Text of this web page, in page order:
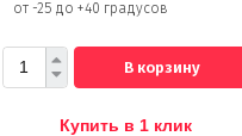
от -25 до +40 градусов
В корзину
Купить в 1 клик